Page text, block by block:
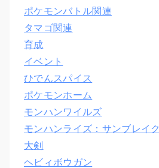
ポケモンバトル関連
タマゴ関連
育成
イベント
ひでんスパイス
ポケモンホーム
モンハンワイルズ
モンハンライズ：サンブレイク
大剣
ヘビィボウガン